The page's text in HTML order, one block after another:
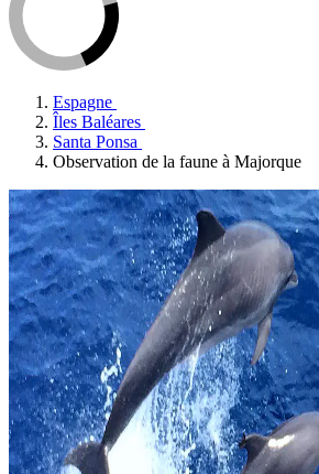
Espagne
Îles Baléares
Santa Ponsa
Observation de la faune à Majorque